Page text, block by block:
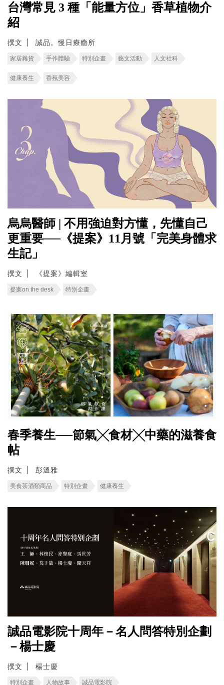
台灣常見 3 種「能量方位」香草植物介
紹
撰文 誠品。慢日療癒所
家居雜貨 手作體驗 特別企畫 藝文活動 人文社科
健康養生 香氛美容
烏烏醫師 | 不用強迫對方懂，先懂自己
更重要──《提案》11月號「完美身體求
生記」
撰文 《提案》編輯室
提案on the desk 特別企畫
春季養生──節氣╳食材╳中藥的滋養食
帖
撰文 彭溫雅
美食茶酒類商品 特別企畫 健康養生
誠品電影院十周年－名人問答特別企劃
－楊士慶
撰文 楊士慶
特別企畫 人物故事 誠品電影院